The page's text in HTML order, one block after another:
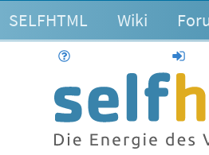
SELFHTML Wiki